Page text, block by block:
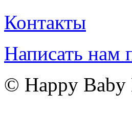
Контакты
Написать нам
© Happy Baby